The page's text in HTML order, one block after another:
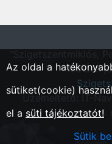
Minden
Üzemeltető: IT-
Az oldal a
sütiket(cookie)
el a süti tájékoztatót!
Sütik